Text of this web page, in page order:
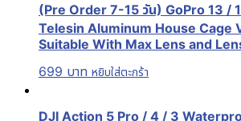
(Pre Order 7-15 วัน) GoPro 13 /
Telesin Aluminum House Cage
Suitable With Max Lens and
699 บาท หยิบใส่ตะกร้า
DJI Action 5 Pro / 4 / 3